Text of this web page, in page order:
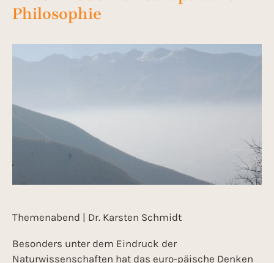
Philosophie
Themenabend | Dr. Karsten Schmidt
Besonders unter dem Eindruck der
Naturwissenschaften hat das euro-päische Denken